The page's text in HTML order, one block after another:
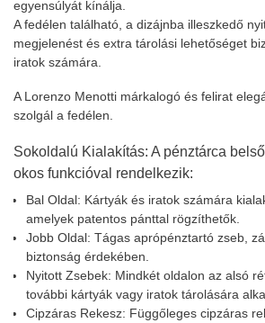
egyensúlyát kínálja.
A fedélen található, a dizájnba illeszkedő
megjelenést és extra tárolási lehetőséget
iratok számára.
A Lorenzo Menotti márkalogó és felirat
szolgál a fedélen.
Sokoldalú Kialakítás: A pénztárca
okos funkcióval rendelkezik:
Bal Oldal: Kártyák és iratok számára
amelyek patentos pánttal rögzíthetők.
Jobb Oldal: Tágas aprópénztartó zseb,
biztonság érdekében.
Nyitott Zsebek: Mindkét oldalon az alsó
további kártyák vagy iratok tárolására
Cipzáras Rekesz: Függőleges cipzáras